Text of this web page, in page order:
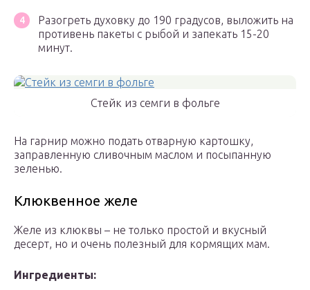
Разогреть духовку до 190 градусов, выложить на
противень пакеты с рыбой и запекать 15-20
минут.
Стейк из семги в фольге
На гарнир можно подать отварную картошку,
заправленную сливочным маслом и посыпанную
зеленью.
Клюквенное желе
Желе из клюквы – не только простой и вкусный
десерт, но и очень полезный для кормящих мам.
Ингредиенты: